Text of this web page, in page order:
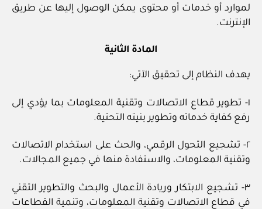
لموارد أو خدمات أو محتوى يمكن الوصول إليها عن طريق
الإنترنت.
المادة الثانية
يهدف النظام إلى تحقيق الآتي:
١- تطوير قطاع الاتصالات وتقنية المعلومات بما يؤدي إلى
رفع كفاية خدماته وتطوير بنيته التحتية.
٢- تشجيع التحول الرقمي، والحث على استخدام الاتصالات
وتقنية المعلومات، والاستفادة منها في جميع المجالات.
٣- تشجيع الابتكار وريادة الأعمال والبحث والتطوير التقني
في قطاع الاتصالات وتقنية المعلومات، وتنمية القطاعات